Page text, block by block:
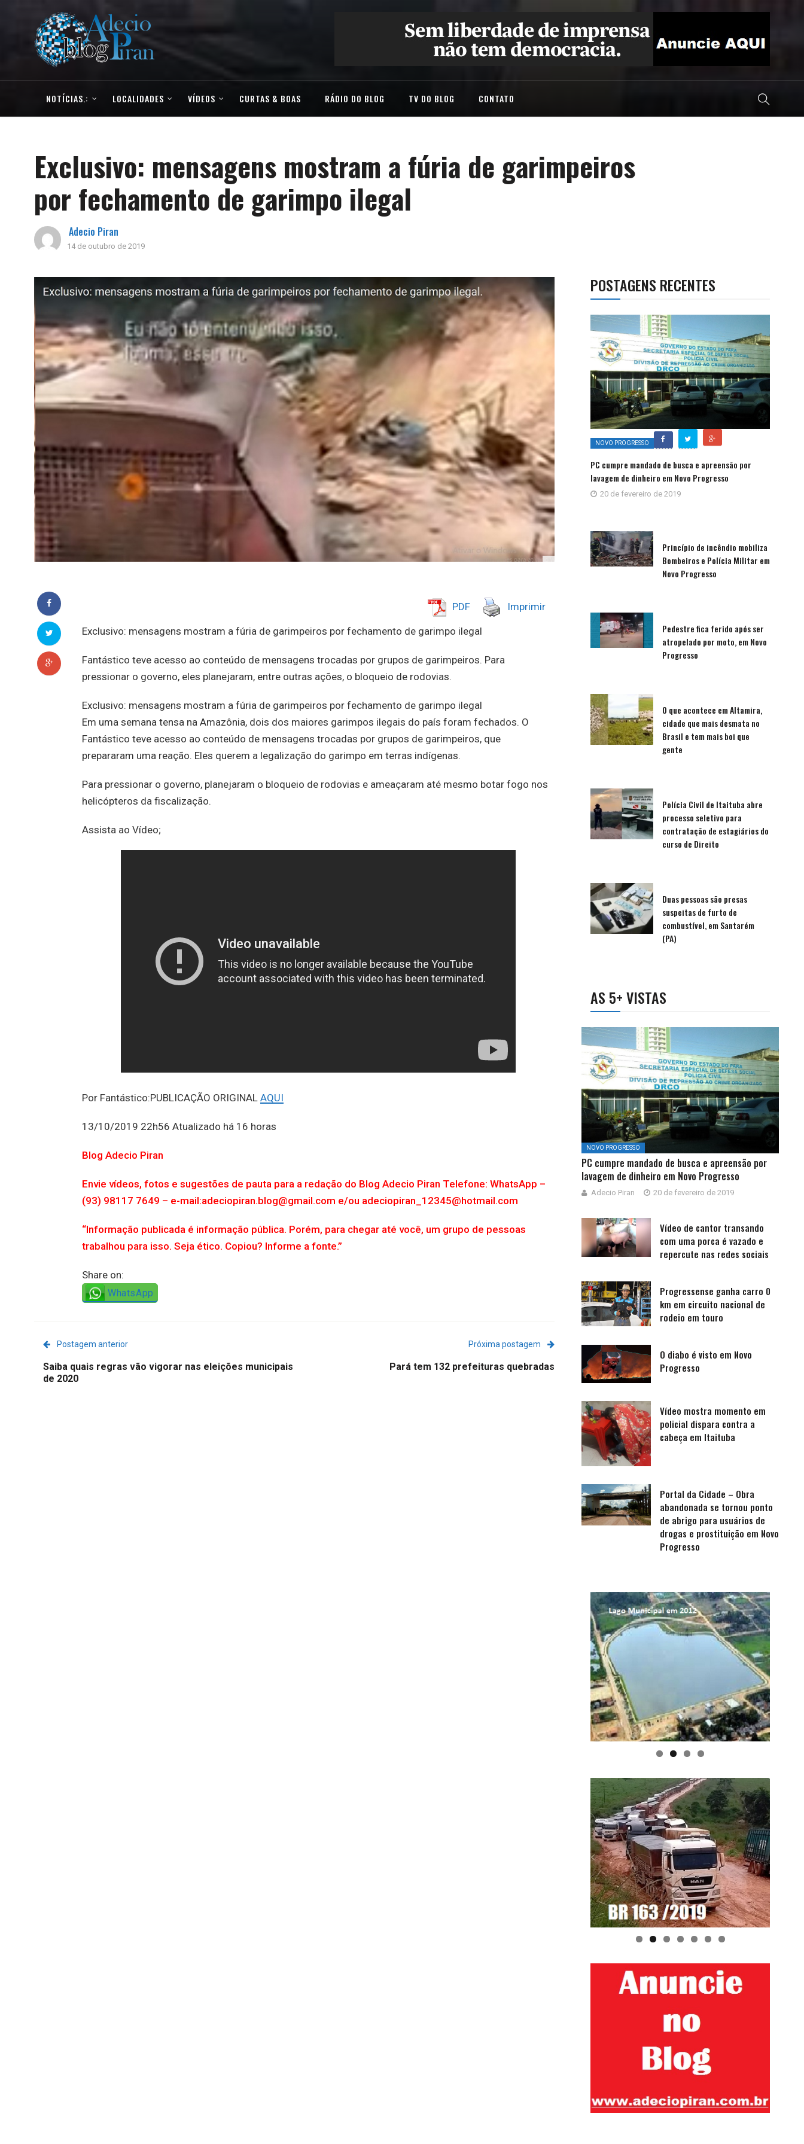
NOTÍCIAS.: LOCALIDADES VÍDEOS CURTAS & BOAS RÁDIO DO BLOG TV DO BLOG CONTATO
Exclusivo: mensagens mostram a fúria de garimpeiros
por fechamento de garimpo ilegal
Adecio Piran
14 de outubro de 2019
PDF Imprimir
Exclusivo: mensagens mostram a fúria de garimpeiros por fechamento de garimpo ilegal
Fantástico teve acesso ao conteúdo de mensagens trocadas por grupos de garimpeiros. Para
pressionar o governo, eles planejaram, entre outras ações, o bloqueio de rodovias.
Exclusivo: mensagens mostram a fúria de garimpeiros por fechamento de garimpo ilegal
Em uma semana tensa na Amazônia, dois dos maiores garimpos ilegais do país foram fechados. O
Fantástico teve acesso ao conteúdo de mensagens trocadas por grupos de garimpeiros, que
prepararam uma reação. Eles querem a legalização do garimpo em terras indígenas.
Para pressionar o governo, planejaram o bloqueio de rodovias e ameaçaram até mesmo botar fogo nos
helicópteros da fiscalização.
Assista ao Vídeo;
Por Fantástico:PUBLICAÇÃO ORIGINAL AQUI
13/10/2019 22h56 Atualizado há 16 horas
Blog Adecio Piran
Envie vídeos, fotos e sugestões de pauta para a redação do Blog Adecio Piran Telefone: WhatsApp –
(93) 98117 7649 – e-mail:adeciopiran.blog@gmail.com e/ou adeciopiran_12345@hotmail.com
“Informação publicada é informação pública. Porém, para chegar até você, um grupo de pessoas
trabalhou para isso. Seja ético. Copiou? Informe a fonte.”
Share on:
WhatsApp
Postagem anterior
Saiba quais regras vão vigorar nas eleições municipais
de 2020
Próxima postagem
Pará tem 132 prefeituras quebradas
POSTAGENS RECENTES
NOVO PROGRESSO
PC cumpre mandado de busca e apreensão por
lavagem de dinheiro em Novo Progresso
20 de fevereiro de 2019
Princípio de incêndio mobiliza
Bombeiros e Polícia Militar em
Novo Progresso
Pedestre fica ferido após ser
atropelado por moto, em Novo
Progresso
O que acontece em Altamira,
cidade que mais desmata no
Brasil e tem mais boi que
gente
Polícia Civil de Itaituba abre
processo seletivo para
contratação de estagiários do
curso de Direito
Duas pessoas são presas
suspeitas de furto de
combustível, em Santarém
(PA)
AS 5+ VISTAS
NOVO PROGRESSO
PC cumpre mandado de busca e apreensão por
lavagem de dinheiro em Novo Progresso
Adecio Piran 20 de fevereiro de 2019
Vídeo de cantor transando
com uma porca é vazado e
repercute nas redes sociais
Progressense ganha carro 0
km em circuito nacional de
rodeio em touro
O diabo é visto em Novo
Progresso
Vídeo mostra momento em
policial dispara contra a
cabeça em Itaituba
Portal da Cidade – Obra
abandonada se tornou ponto
de abrigo para usuários de
drogas e prostituição em Novo
Progresso